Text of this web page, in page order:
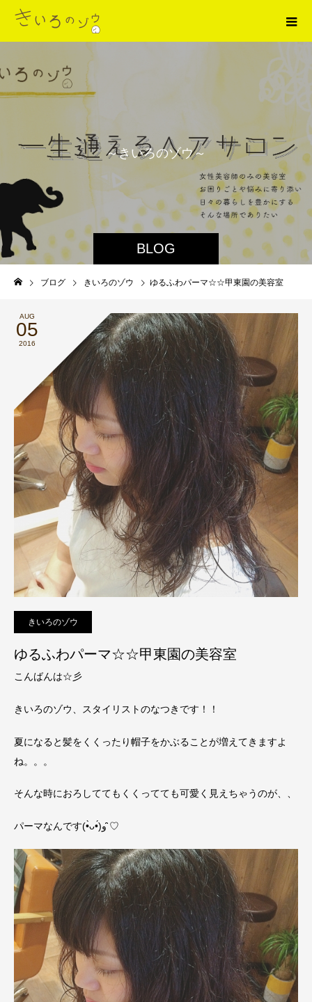
BLOG
～きいろのゾウ～
ブログ きいろのゾウ ゆるふわパーマ☆☆甲東園の美容室
AUG
05
2016
きいろのゾウ
ゆるふわパーマ☆☆甲東園の美容室
こんばんは☆彡
きいろのゾウ、スタイリストのなつきです！！
夏になると髪をくくったり帽子をかぶることが増えてきますよ
ね。。。
そんな時におろしててもくくってても可愛く見えちゃうのが、、
パーマなんです(•̀ᴗ•́)و ̑̑♡